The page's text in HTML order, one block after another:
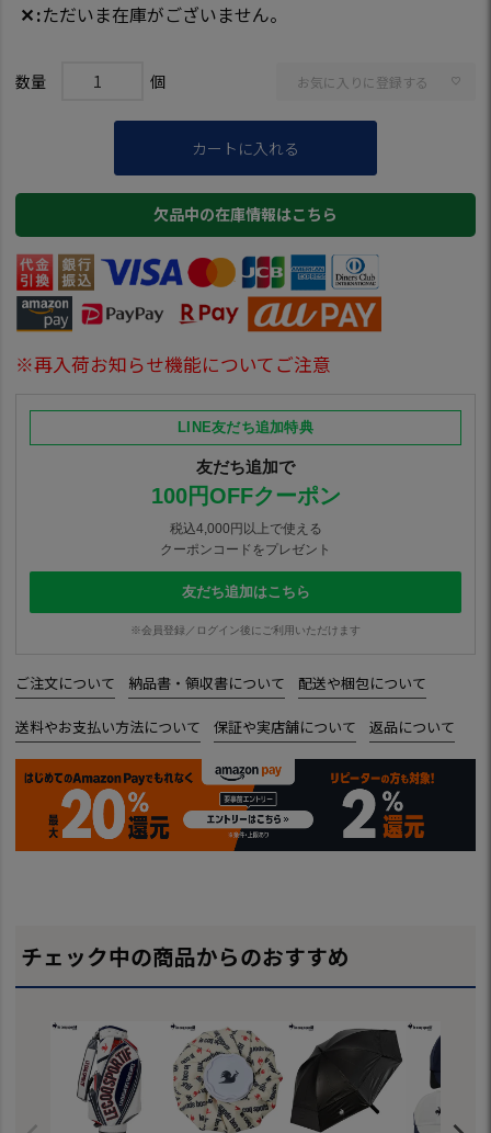
✕ ただいま在庫がございません。
お気に入りに登録する
カートに入れる
欠品中の在庫情報はこちら
※再入荷お知らせ機能についてご注意
LINE友だち追加特典
友だち追加で
100円OFFクーポン
税込4,000円以上で使える
クーポンコードをプレゼント
友だち追加はこちら
※会員登録／ログイン後にご利用いただけます
ご注文について 納品書・領収書について 配送や梱包について
送料やお支払い方法について 保証や実店舗について 返品について
チェック中の商品からのおすすめ